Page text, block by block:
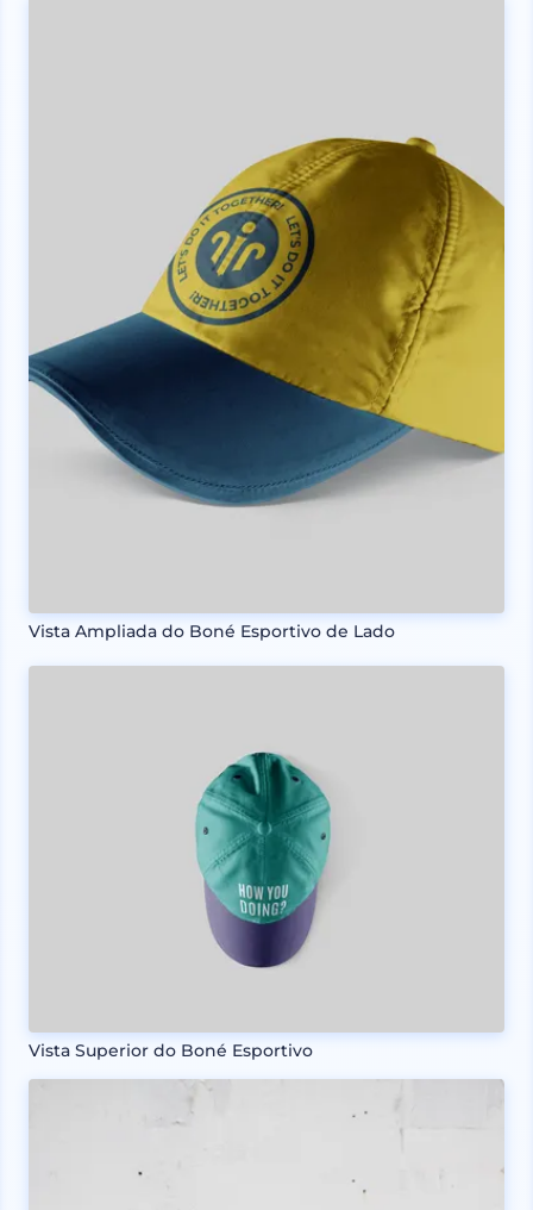
Vista Ampliada do Boné Esportivo de Lado
Vista Superior do Boné Esportivo